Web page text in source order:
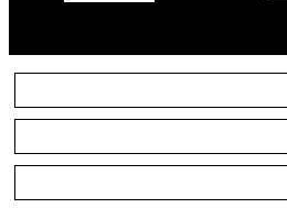
ביסטרו